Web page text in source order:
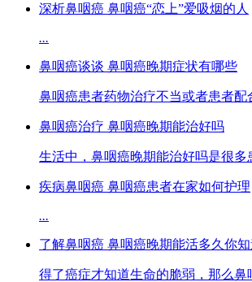
深析鼻咽癌 鼻咽癌“恋上”爱吸烟的人
...
鼻咽癌谈谈 鼻咽癌晚期症状有哪些
鼻咽癌患者药物治疗不当或者患者配
鼻咽癌治疗 鼻咽癌晚期能治好吗
生活中，鼻咽癌晚期能治好吗是很多
疾病鼻咽癌 鼻咽癌患者在家如何护理
...
了解鼻咽癌 鼻咽癌晚期能活多久你
得了癌症才知道生命的脆弱，那么鼻